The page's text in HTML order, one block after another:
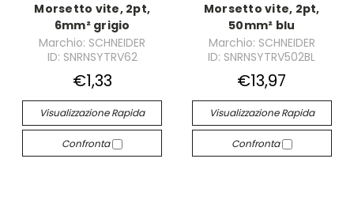
Morsetto vite, 2pt,
6mm² grigio
Marchio: SCHNEIDER
ID: SNRNSYTRV62
€1,33
Visualizzazione Rapida
Confronta
Morsetto vite, 2pt,
50mm² blu
Marchio: SCHNEIDER
ID: SNRNSYTRV502BL
€13,97
Visualizzazione Rapida
Confronta